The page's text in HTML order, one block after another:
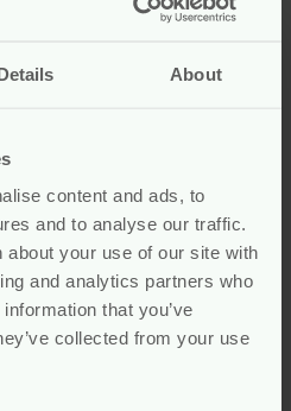
About
content and ads, to
and to analyse our traffic.
about your use of our site with
and analytics partners who
that you’ve
collected from your use
Hij verzacht en
de huid tegen
voor Chi producten bij
Gel:
verzorging
Gel bij Pure Start is een
gel is gemaakt van pure